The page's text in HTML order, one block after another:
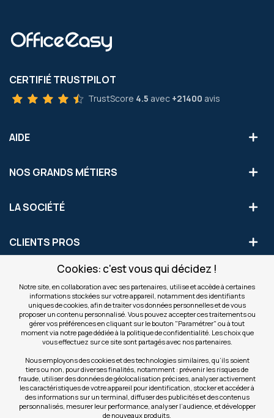
Cookies: c'est vous qui décidez !
Notre site, en collaboration avec ses partenaires, utilise et accède à certaines
informations stockées sur votre appareil, notamment des identifiants
uniques de cookies, afin de traiter vos données personnelles et de vous
proposer un contenu personnalisé. Vous pouvez accepter ces traitements ou
gérer vos préférences en cliquant sur le bouton "Paramétrer" ou à tout
moment via notre page dédiée à la politique de confidentialité. Les choix que
vous effectuez sur ce site sont partagés avec nos partenaires.
Nous employons des cookies et des technologies similaires, qu’ils soient
tiers ou non, pour diverses finalités, notamment : prévenir les risques de
fraude, utiliser des données de géolocalisation précises, analyser activement
les caractéristiques de votre appareil pour identification, stocker et accéder à
des informations sur un terminal, diffuser des publicités et des contenus
personnalisés, mesurer leur performance, analyser l’audience, et développer
de nouveaux produits.
CERTIFIÉ TRUSTPILOT
TrustScore 4.5 avec +21400 avis
AIDE
NOS GRANDS MÉTIERS
LA SOCIÉTÉ
CLIENTS PROS
S'INSCRIRE AUX OFFRES COMMERCIALES
Inscription
notre
newsletter
Valider
NOS SITES